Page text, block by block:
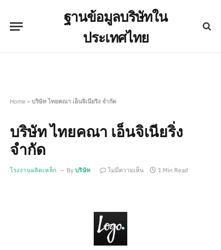
ฐานข้อมูลบริษัทใน
ประเทศไทย
Home » บริษัท ไทยคณา เอ็นจิเนียริ่ง จำกัด
บริษัท ไทยคณา เอ็นจิเนียริ่ง
จำกัด
โรงงานผลิตเหล็ก By บริษัท ไม่มีความเห็น 1 Min Read